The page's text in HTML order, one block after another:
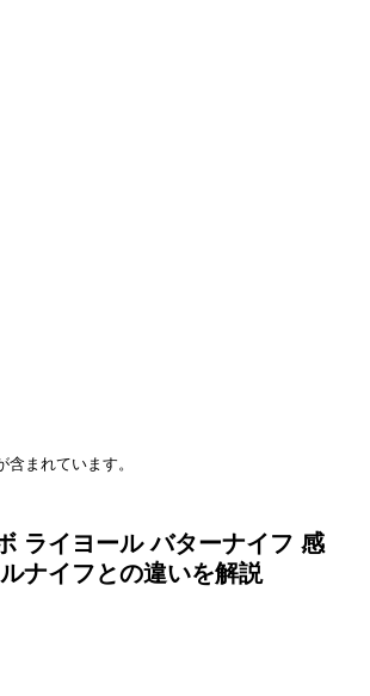
含まれています。
ライヨール バターナイフ 感
ナイフとの違いを解説